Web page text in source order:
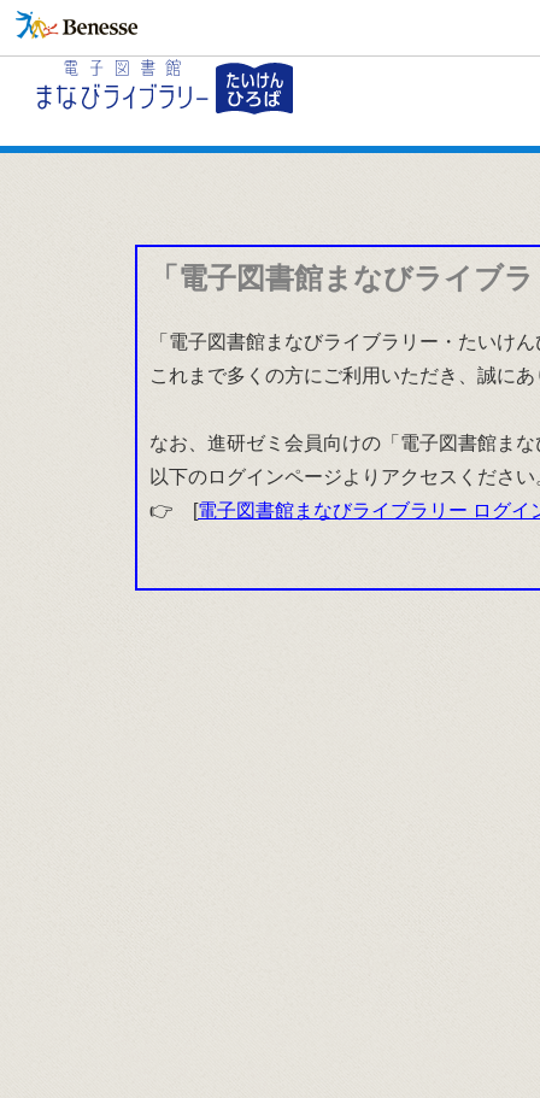
「電子図書館まなびライブ
「電子図書館まなびライブラリー・たいけ
これまで多くの方にご利用いただき、誠に
なお、進研ゼミ会員向けの「電子図書館ま
以下のログインページよりアクセスください
👉 [電子図書館まなびライブラリー ログイ